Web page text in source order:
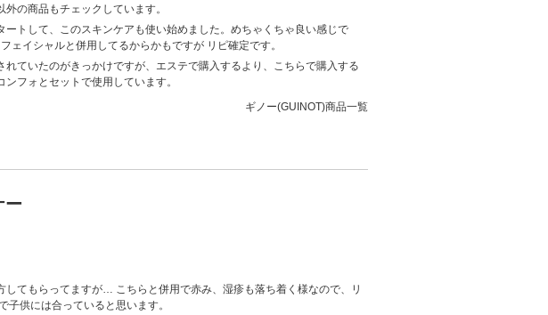
の商品もチェックしています。
トして、このスキンケアも使い始めました。めちゃくちゃ良い感じで
ェイシャルと併用してるからかもですが リピ確定です。
ていたのがきっかけですが、エステで購入するより、こちらで購入する
フォとセットで使用しています。
ギノー(GUINOT)商品一覧
ー
てもらってますが… こちらと併用で赤み、湿疹も落ち着く様なので、リ
子供には合っていると思います。